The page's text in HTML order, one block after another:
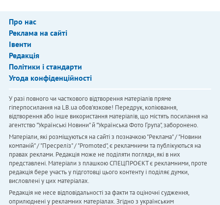
Про нас
Реклама на сайті
Івенти
Редакція
Політики і стандарти
Угода конфіденційності
У разі повного чи часткового відтворення матеріалів пряме
гіперпосилання на LB.ua обов'язкове! Передрук, копіювання,
відтворення або інше використання матеріалів, що містять посилання на
агентство "Українськi Новини" й "Українська Фото Група", заборонено.
Матеріали, які розміщуються на сайті з позначкою "Реклама" / "Новини
компаній" / "Пресреліз" / "Promoted", є рекламними та публікуються на
правах реклами. Редакція може не поділяти погляди, які в них
представлені. Матеріали з плашкою СПЕЦПРОЄКТ є рекламними, проте
редакція бере участь у підготовці цього контенту і поділяє думки,
висловлені у цих матеріалах.
Редакція не несе відповідальності за факти та оціночні судження,
оприлюднені у рекламних матеріалах. Згідно з українським